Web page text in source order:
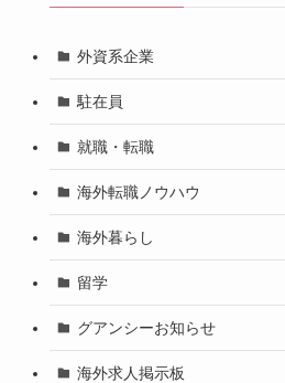
外資系企業
駐在員
就職・転職
海外転職ノウハウ
海外暮らし
留学
グアンシーお知らせ
海外求人掲示板